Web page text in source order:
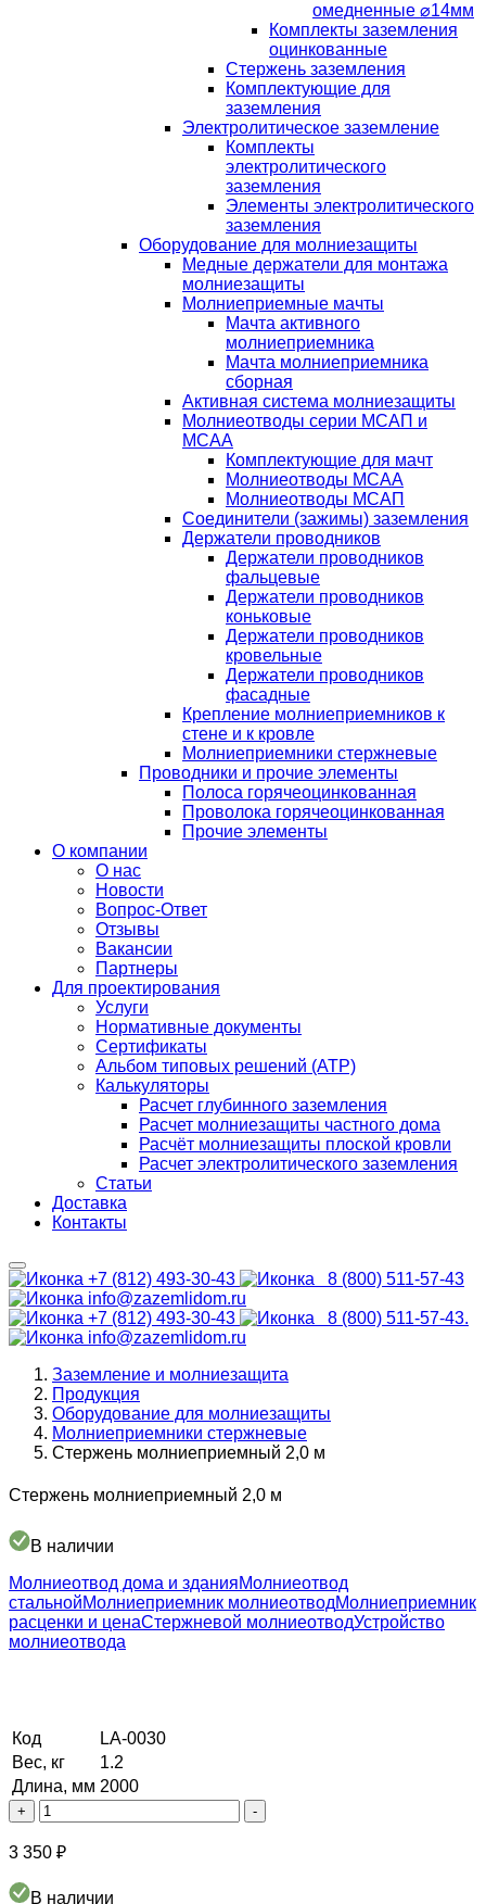
омедненные ⌀14мм
Комплекты заземления
оцинкованные
Стержень заземления
Комплектующие для
заземления
Электролитическое заземление
Комплекты
электролитического
заземления
Элементы электролитического
заземления
Оборудование для молниезащиты
Медные держатели для монтажа
молниезащиты
Молниеприемные мачты
Мачта активного
молниеприемника
Мачта молниеприемника
сборная
Активная система молниезащиты
Молниеотводы серии МСАП и
МСАА
Комплектующие для мачт
Молниеотводы МСАА
Молниеотводы МСАП
Соединители (зажимы) заземления
Держатели проводников
Держатели проводников
фальцевые
Держатели проводников
коньковые
Держатели проводников
кровельные
Держатели проводников
фасадные
Крепление молниеприемников к
стене и к кровле
Молниеприемники стержневые
Проводники и прочие элементы
Полоса горячеоцинкованная
Проволока горячеоцинкованная
Прочие элементы
О компании
О нас
Новости
Вопрос-Ответ
Отзывы
Вакансии
Партнеры
Для проектирования
Услуги
Нормативные документы
Сертификаты
Альбом типовых решений (АТР)
Калькуляторы
Расчет глубинного заземления
Расчет молниезащиты частного дома
Расчёт молниезащиты плоской кровли
Расчет электролитического заземления
Статьи
Доставка
Контакты
+7 (812) 493-30-43
8 (800) 511-57-43
info@zazemlidom.ru
+7 (812) 493-30-43
8 (800) 511-57-43.
info@zazemlidom.ru
Заземление и молниезащита
Продукция
Оборудование для молниезащиты
Молниеприемники стержневые
Стержень молниеприемный 2,0 м
Стержень молниеприемный 2,0 м
В наличии
Молниеотвод дома и зданияМолниеотвод
стальнойМолниеприемник молниеотводМолниеприемник
расценки и ценаСтержневой молниеотводУстройство
молниеотвода
Код
LA-0030
Вес, кг
1.2
Длина, мм 2000
+
Количество
товара
Стержень
-
3 350 ₽
В наличии